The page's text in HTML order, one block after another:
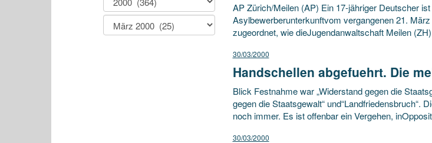
AP Zürich/Meilen (AP) Ein 17-jähriger Deutscher
Asylbewerberunterkunftvom vergangenen 21.
zugeordnet, wie dieJugendanwaltschaft Meilen
30/03/2000
Handschellen abgefuehrt. Die
Blick Festnahme war „Widerstand gegen die
gegen die Staatsgewalt“ und“Landfriedensbruch“.
noch immer. Es ist offenbar ein Vergehen,
30/03/2000